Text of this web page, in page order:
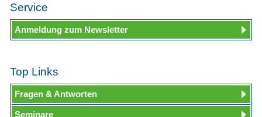
Service
Anmeldung zum Newsletter
Top Links
Fragen & Antworten
Seminare